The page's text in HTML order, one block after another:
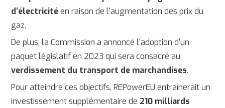
d'électricitéen raison de l'augmentation des prix du
gaz.
De plus, la Commission a annoncé l'adoption d'un
paquet législatif en 2023 qui sera consacré au
verdissement du transport de marchandises.
Pour atteindre ces objectifs, REPowerEU entraînerait un
investissement supplémentaire de 210 milliards